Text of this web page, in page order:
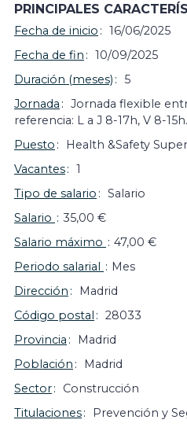
PRINCIPALES
Fecha de inicio
16/06/2025
Fecha de fin
10/09/2025
Duración (meses)
5
Jornada
Jornada flexible
referencia: L a J 8-17h, V 8-
Puesto
Health &Safety
Vacantes
1
Tipo de salario
Salario
Salario
35,00 €
Salario máximo
47,00 €
Periodo salarial
Mes
Dirección
Madrid
Código postal
28033
Provincia
Madrid
Población
Madrid
Sector
Construcción
Titulaciones
Prevención y